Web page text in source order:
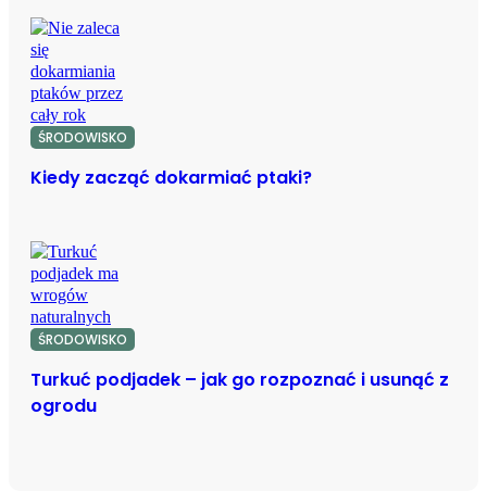
ŚRODOWISKO
Kiedy zacząć dokarmiać ptaki?
ŚRODOWISKO
Turkuć podjadek – jak go rozpoznać i usunąć z
ogrodu